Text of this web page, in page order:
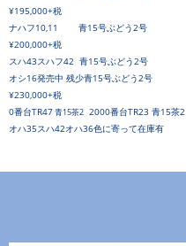
¥195,000+税
ナハフ10,11 青15号ぶどう2号
¥200,000+税
スハ43スハフ42 青15号ぶどう2号
オシ16発売中 残少青15号ぶどう2号
¥230,000+税
0番台TR47青15茶2 2000番台TR23 青15茶2
オハ35スハ42オハ36色に寄って在庫有